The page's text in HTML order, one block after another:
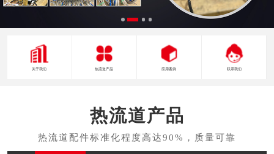
关于我们 热流道产品 应用案例 联系我们
热流道产品